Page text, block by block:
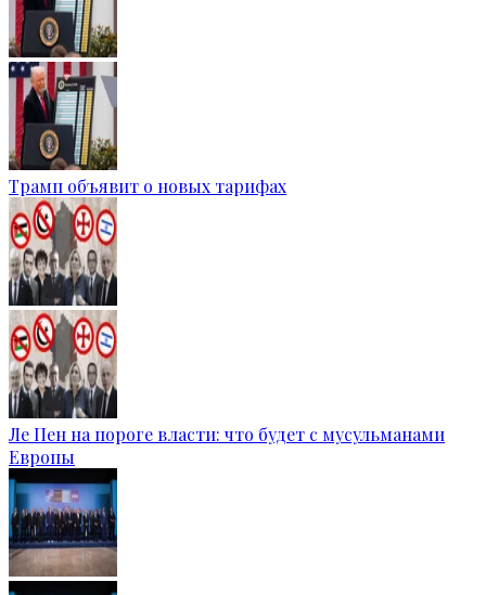
Трамп объявит о новых тарифах
Ле Пен на пороге власти: что будет с мусульманами
Европы